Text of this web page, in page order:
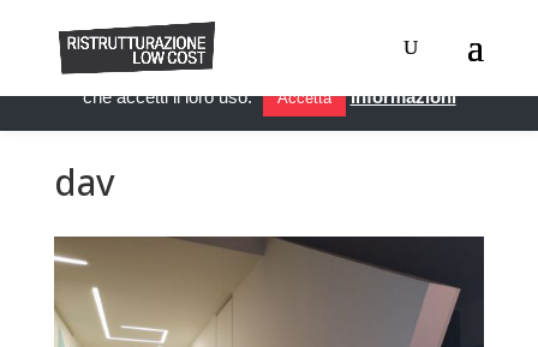
dav
Questo sito utilizza i cookie per migliorare servizi ed esperienza
dei lettori. Se decidi di continuare la navigazione, consideriamo
che accetti il loro uso.
Accetta Informazioni